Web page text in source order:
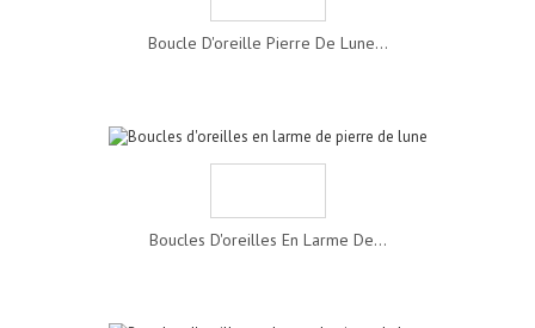
Boucle D'oreille Pierre De Lune...
Boucles D'oreilles En Larme De...